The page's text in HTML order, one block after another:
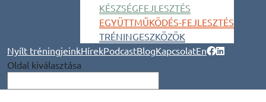
KÉSZSÉGFEJLESZTÉS
EGYÜTTMŰKÖDÉS-FEJLESZTÉS
TRÉNINGESZKÖZÖK
Nyílt tréningjeinkHírekPodcastBlogKapcsolatEn
Oldal kiválasztása